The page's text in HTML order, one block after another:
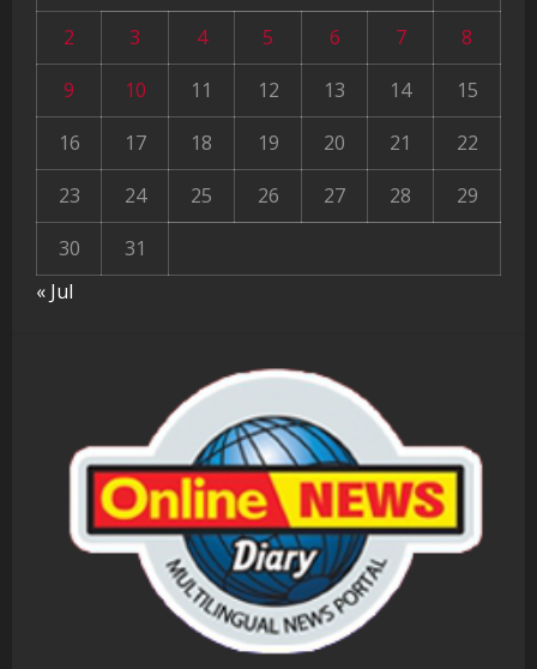
2
3 4 5 6 7
8
9
10 11 12 13 14
15
16
17 18 19 20 21
22
23
24 25 26 27 28
29
30
31
« Jul